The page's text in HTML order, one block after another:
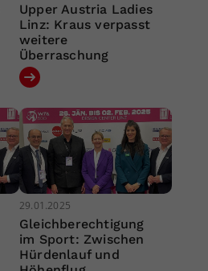
Upper Austria Ladies
Linz: Kraus verpasst
weitere
Überraschung
29.01.2025
Gleichberechtigung
im Sport: Zwischen
Hürdenlauf und